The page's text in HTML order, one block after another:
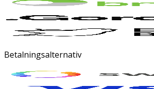
Betalningsalternativ